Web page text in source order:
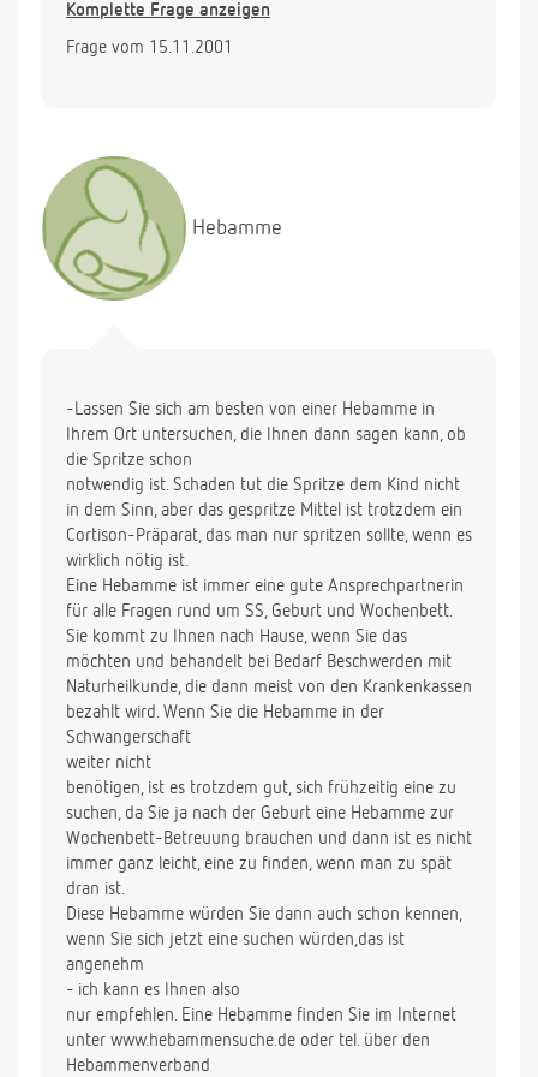
Komplette Frage anzeigen
Frage vom 15.11.2001
Hebamme
-Lassen Sie sich am besten von einer Hebamme in
Ihrem Ort untersuchen, die Ihnen dann sagen kann, ob
die Spritze schon
notwendig ist. Schaden tut die Spritze dem Kind nicht
in dem Sinn, aber das gespritze Mittel ist trotzdem ein
Cortison-Präparat, das man nur spritzen sollte, wenn es
wirklich nötig ist.
Eine Hebamme ist immer eine gute Ansprechpartnerin
für alle Fragen rund um SS, Geburt und Wochenbett.
Sie kommt zu Ihnen nach Hause, wenn Sie das
möchten und behandelt bei Bedarf Beschwerden mit
Naturheilkunde, die dann meist von den Krankenkassen
bezahlt wird. Wenn Sie die Hebamme in der
Schwangerschaft
weiter nicht
benötigen, ist es trotzdem gut, sich frühzeitig eine zu
suchen, da Sie ja nach der Geburt eine Hebamme zur
Wochenbett-Betreuung brauchen und dann ist es nicht
immer ganz leicht, eine zu finden, wenn man zu spät
dran ist.
Diese Hebamme würden Sie dann auch schon kennen,
wenn Sie sich jetzt eine suchen würden,das ist
angenehm
- ich kann es Ihnen also
nur empfehlen. Eine Hebamme finden Sie im Internet
unter www.hebammensuche.de oder tel. über den
Hebammenverband